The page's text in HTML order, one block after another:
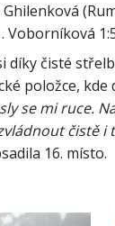
díky čisté
položce,
se mi ruce.
čistě i
16. místo.